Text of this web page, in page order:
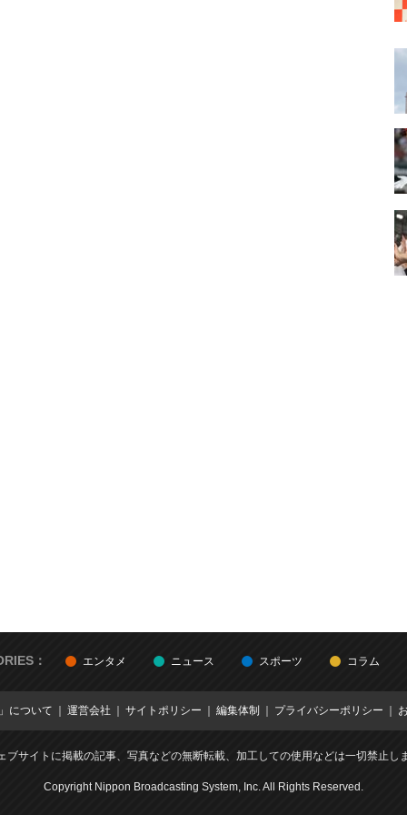
： エンタメ ニュース スポーツ コラム
について 運営会社 サイトポリシー 編集体制 プライバシーポリシー
ブサイトに掲載の記事、写真などの無断転載、加工しての使用などは一切禁止し
Copyright Nippon Broadcasting System, Inc. All Rights Reserved.